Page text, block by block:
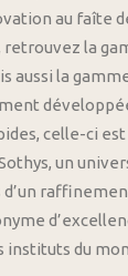
au faîte
la
aussi la
celle-ci
un
d’un
instituts du